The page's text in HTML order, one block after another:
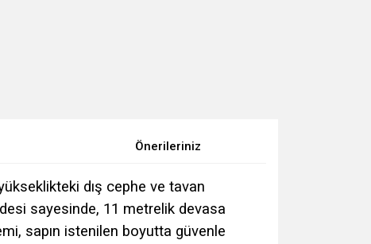
Önerileriniz
dış cephe ve tavan
sayesinde, 11 metrelik devasa
sapın istenilen boyutta güvenle